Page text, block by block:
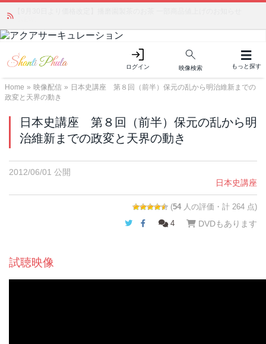
ログイン 映像検索 もっと探す
Home » 映像配信 » 日本史講座 第８回（前半）保元の乱から明治維新までの
政変と天界の動き
日本史講座 第８回（前半）保元の乱から明
治維新までの政変と天界の動き
2012/06/01 公開
日本史講座
(54 人の評価・計 264 点)
Twitter
Facebook
4 DVDもあります
試聴映像